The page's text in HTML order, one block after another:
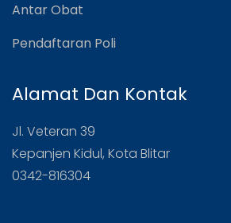
Antar Obat
Pendaftaran Poli
Alamat Dan Kontak
Jl. Veteran 39
Kepanjen Kidul, Kota Blitar
0342-816304